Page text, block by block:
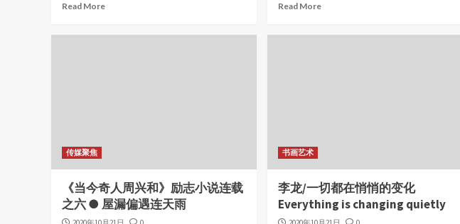
Read More Read More
传媒聚焦
《当今奇人周兴和》励志小说连载
之六 ● 屋漏偏遇连天雨
书画艺术
李龙/一切都在悄悄的变化
Everything is changing quietly